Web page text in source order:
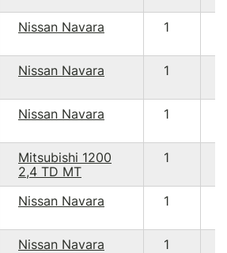
Nissan Navara 1
Nissan Navara 1
Nissan Navara 1
Mitsubishi 1200
2,4 TD MT
1
Nissan Navara 1
Nissan Navara 1